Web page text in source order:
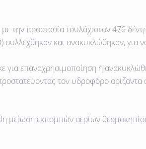
τηνπροστασία τουλάχιστον 476
) συλλέχθηκαν και ανακυκλώθηκαν, για
για επαναχρησιμοποίηση ή
τον υδροφόρο
μείωση εκπομπών αερίων